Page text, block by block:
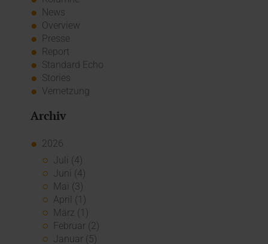
News
Overview
Presse
Report
Standard Echo
Stories
Vernetzung
Archiv
2026
Juli (4)
Juni (4)
Mai (3)
April (1)
März (1)
Februar (2)
Januar (5)